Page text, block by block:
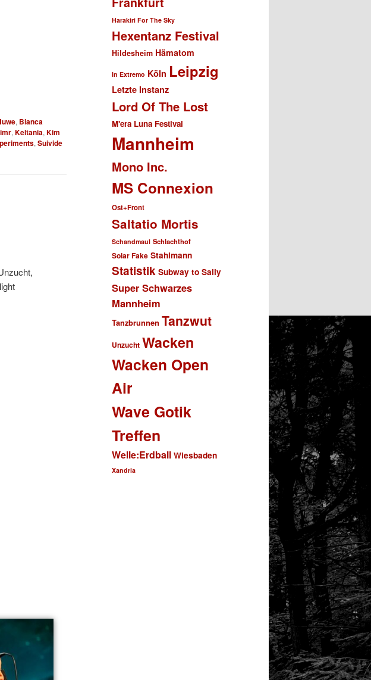
, Bianca
, Keltania, Kim
, Suivide
Harakiri For The Sky
Hexentanz Festival
Hildesheim Hämatom
In Extremo Köln Leipzig
Letzte Instanz
Lord Of The Lost
M'era Luna Festival
Mannheim
Mono Inc.
MS Connexion
Ost+Front
Saltatio Mortis
Schandmaul Schlachthof
Solar Fake Stahlmann
Statistik Subway to Sally
Super Schwarzes
Mannheim
Tanzbrunnen Tanzwut
Unzucht Wacken
Wacken Open
Air
Wave Gotik
Treffen
Welle:Erdball Wiesbaden
Xandria